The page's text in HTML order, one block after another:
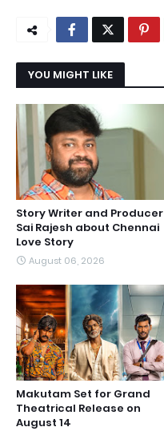
YOU MIGHT LIKE
Story Writer and Producer
Sai Rajesh about Chennai
Love Story
August 06, 2026
Makutam Set for Grand
Theatrical Release on
August 14